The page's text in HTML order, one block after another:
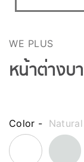
WE PLUS
หน้าต่างบ
Color -